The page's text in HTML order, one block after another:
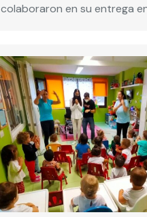
colaboraron en su entrega